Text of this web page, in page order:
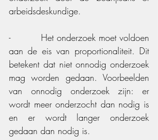
arbeidsdeskundige.
-          Het onderzoek moet voldoen
aan de eis van proportionaliteit. Dit
betekent dat niet onnodig onderzoek
mag worden gedaan. Voorbeelden
van onnodig onderzoek zijn: er
wordt meer onderzocht dan nodig is
en er wordt langer onderzoek
gedaan dan nodig is.